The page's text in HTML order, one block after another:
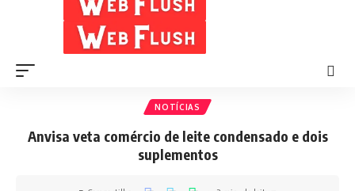
NOTÍCIAS
Anvisa veta comércio de leite condensado e dois
suplementos